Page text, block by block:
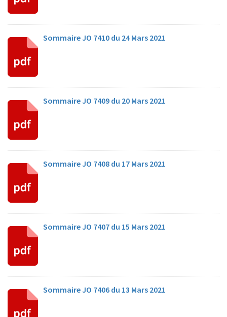
Sommaire JO 7410 du 24 Mars 2021
Sommaire JO 7409 du 20 Mars 2021
Sommaire JO 7408 du 17 Mars 2021
Sommaire JO 7407 du 15 Mars 2021
Sommaire JO 7406 du 13 Mars 2021